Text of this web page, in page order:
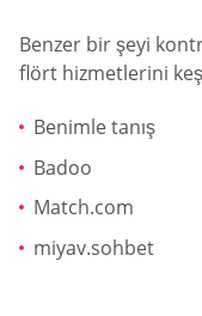
Benzer bir şeyi
flört hizmetlerini
Benimle tanış
Badoo
Match.com
miyav.sohbet